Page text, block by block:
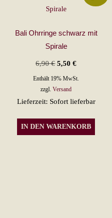
Bali Ohrringe schwarz mit
Spirale
6,90€ Ursprünglicher
Preis
war:
6,90 €
5,50€Aktueller
Preis
5,50 €.
Enthält 19% MwSt.
zzgl.Versand
Lieferzeit: Sofort lieferbar
IN DEN WARENKORB